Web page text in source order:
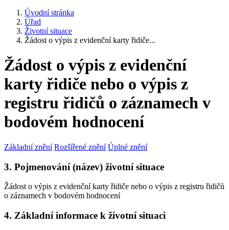
Úvodní stránka
Úřad
Životní situace
Žádost o výpis z evidenční karty řidiče...
Žádost o výpis z evidenční
karty řidiče nebo o výpis z
registru řidičů o záznamech v
bodovém hodnocení
Základní znění Rozšířené znění Úplné znění
3. Pojmenování (název) životní situace
Žádost o výpis z evidenční karty řidiče nebo o výpis z registru řidičů
o záznamech v bodovém hodnocení
4. Základní informace k životní situaci